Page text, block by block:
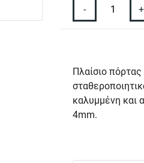
- +
Πλαίσιο
καλυμμένη και
4mm.